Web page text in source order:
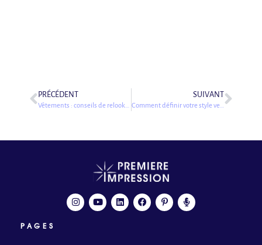
PRÉCÉDENT
Vêtements : conseils de relooking pour acheter moins mais mieux
SUIVANT
Comment définir votre style vestimentaire ?
PAGES